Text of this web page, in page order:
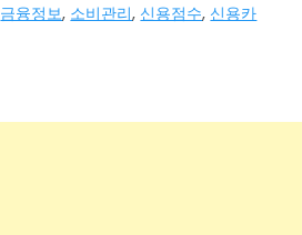
금융정보, 소비관리, 신용점수, 신용카